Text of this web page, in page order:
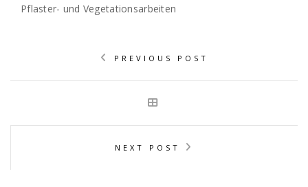
Pflaster- und Vegetationsarbeiten
PREVIOUS POST
NEXT POST